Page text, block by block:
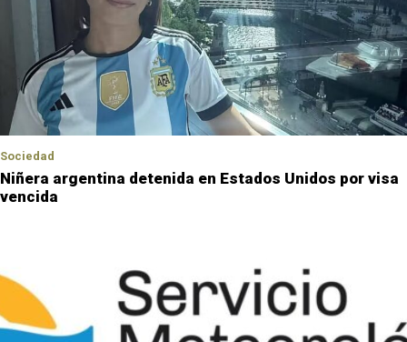
Sociedad
Niñera argentina detenida en Estados Unidos por visa
vencida